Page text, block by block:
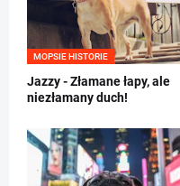
MOPSIE HISTORIE
Jazzy - Złamane łapy, ale
niezłamany duch!